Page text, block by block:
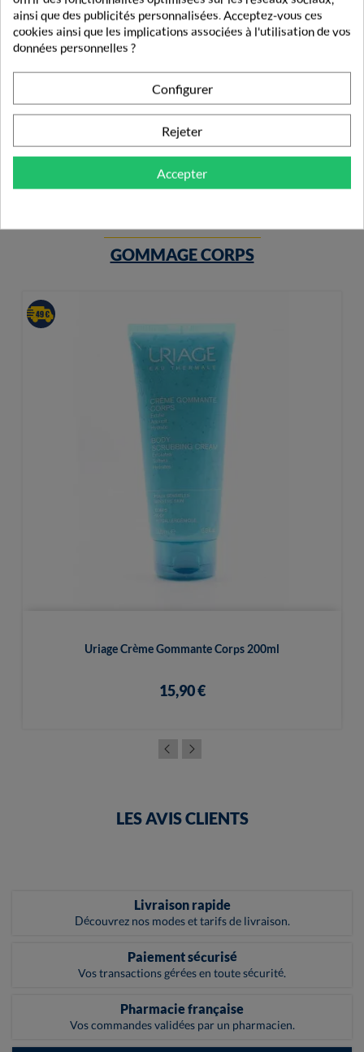
31,70 €
GOMMAGE CORPS
Uriage Crème Gommante Corps 200ml
15,90 €
LES AVIS CLIENTS
Livraison rapide
Découvrez nos modes et tarifs de livraison.
Paiement sécurisé
Vos transactions gérées en toute sécurité.
Pharmacie française
Vos commandes validées par un pharmacien.
ainsi que des publicités personnalisées. Acceptez-vous ces
cookies ainsi que les implications associées à l'utilisation de vos
données personnelles ?
Configurer
Rejeter
Accepter